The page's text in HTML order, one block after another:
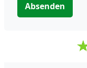
Absenden